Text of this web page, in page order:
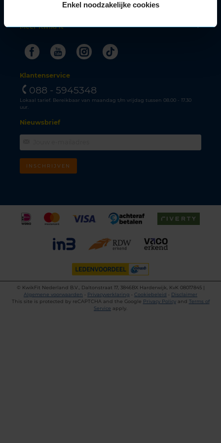
Enkel noodzakelijke cookies
Meer KwikFit
FacebookYoutubeInstagram
Tiktok
Klantenservice
088 - 5945348
Lokaal tarief. Bereikbaar van maandag t/m vrijdag tussen 08.00 - 17.30
uur.
Nieuwsbrief
INSCHRIJVEN
©
KwikFit Nederland B.V., Daltonstraat 17, 3846BX Harderwijk, KvK 08017845 |
Algemene voorwaarden • Privacyverklaring • Cookiebeleid • Disclaimer
This site is protected by reCAPTCHA and the Google Privacy Policyand Terms of
Service apply.